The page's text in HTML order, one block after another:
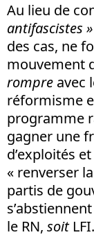
Au lieu de
antifascistes »
des cas, ne
mouvement
rompre avec
réformisme
programme
gagner une
d’exploités
« renverser
partis de
le RN, soitLFI.